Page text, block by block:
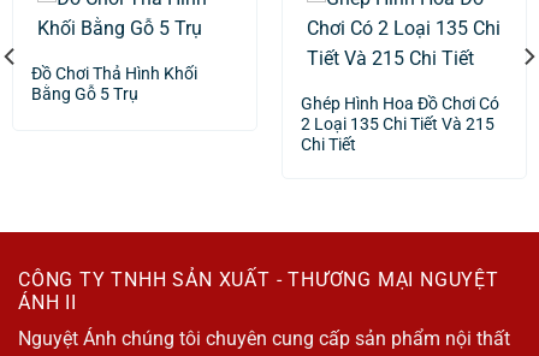
Đồ Chơi Thả Hình Khối
Bằng Gỗ 5 Trụ
Ghép Hình Hoa Đồ Chơi Có
2 Loại 135 Chi Tiết Và 215
Chi Tiết
CÔNG TY TNHH SẢN XUẤT - THƯƠNG MẠI NGUYỆT
ÁNH II
Nguyệt Ánh chúng tôi chuyên cung cấp sản phẩm nội thất